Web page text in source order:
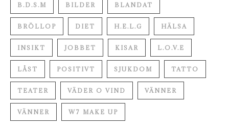
B.D.S.M BILDER BLANDAT
BRÖLLOP DIET H.E.L.G HÄLSA
INSIKT JOBBET KISAR L.O.V.E
LÅST POSITIVT SJUKDOM TATTO
TEATER VÄDER O VIND VÄNNER
VÄNNER W7 MAKE UP